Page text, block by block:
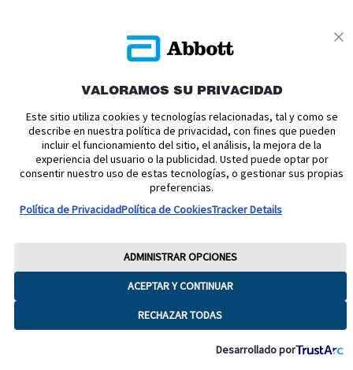
Política de cookies
Política de privacidad
Términos y condiciones uso
Condiciones de venta
Aviso legal
Manuales de Usuario
Acerca de nosotros
Declaración de Accesibilidad
Aviso sobre la Ley de datos
Preferencias sobre cookies
Copyright © 2026 Abbott. Todos los derechos reservados.
Consulte a su profesional sanitario si tiene alguna duda o pregunta acerca
marcas relacionadas son marcas de Abbott.
VALORAMOS SU PRIVACIDAD
Este sitio utiliza cookies y tecnologías relacionadas, tal y como se
describe en nuestra política de privacidad, con fines que pueden
incluir el funcionamiento del sitio, el análisis, la mejora de la
experiencia del usuario o la publicidad. Usted puede optar por
consentir nuestro uso de estas tecnologías, o gestionar sus propias
preferencias.
Política de PrivacidadPolítica de CookiesTracker Details
ACEPTAR Y CONTINUAR
RECHAZAR TODAS
ADMINISTRAR OPCIONES
Desarrollado por